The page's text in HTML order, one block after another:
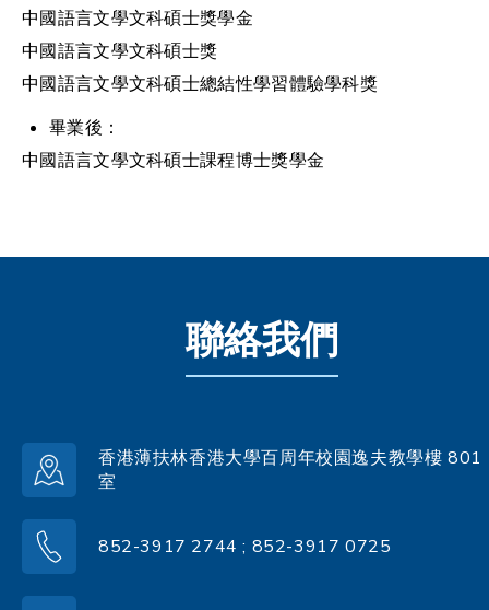
中國語言文學文科碩士獎學金
中國語言文學文科碩士獎
中國語言文學文科碩士總結性學習體驗學科獎
畢業後：
中國語言文學文科碩士課程博士獎學金
聯絡我們
香港薄扶林香港大學百周年校園逸夫教學樓 801
室
852-3917 2744 ; 852-3917 0725